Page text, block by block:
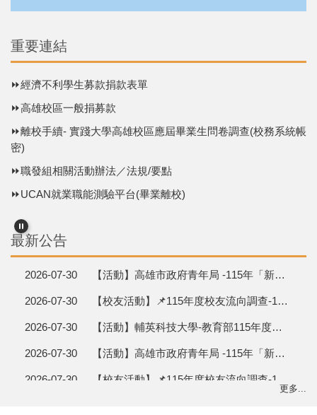
重要連結
⏩經濟不利學生募款捐款表單
⏩高雄校區一般捐募款
⏩離校手續- 實踐大學高雄校區應屆畢業生問卷調查(校務系統帳
密)
⏩職發組相關活動辦法／法規/要點
⏩UCAN就業職能測驗平台(畢業離校)
最新公告
2026-07-30 【校友活動】📌115年度校友流向調查-113學年度畢滿1年,111學年度畢滿3年,109學年度畢滿5年 , 請校友們快來簽到吧~
2026-07-30
2026-07-30
2026-07-30
2026-07-30
2026-07-30
2026-07-30
2026-07-30
2026-07-30
2026-07-30
更多...